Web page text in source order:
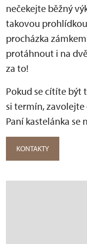
nečekejte běžný
takovou
procházka
protáhnout i na
za to!
Pokud se cítíte být
si termín,
Paní kastelánka se
KONTAKTY